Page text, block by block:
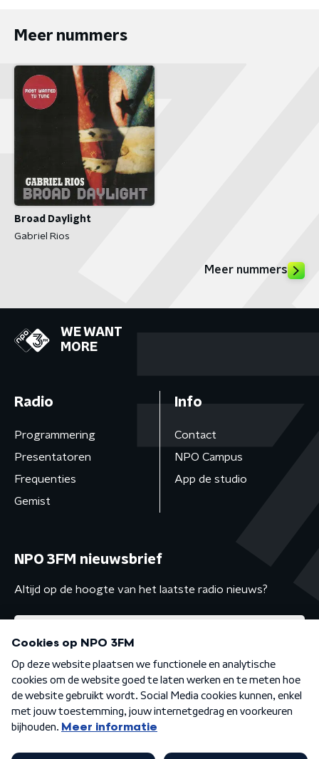
Meer nummers
Broad Daylight
Gabriel Rios
Meer nummers
WE WANT
MORE
Radio
Programmering
Presentatoren
Frequenties
Gemist
Info
Contact
NPO Campus
App de studio
NPO 3FM nieuwsbrief
Altijd op de hoogte van het laatste radio nieuws?
Algemene voorwaarden Privacybeleid